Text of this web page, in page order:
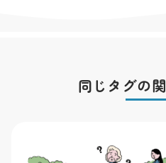
棄しておりません。全ての
素材を利用することによっ
同じタグの